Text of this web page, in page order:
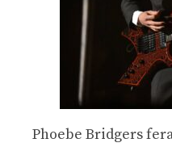
Phoebe Bridgers